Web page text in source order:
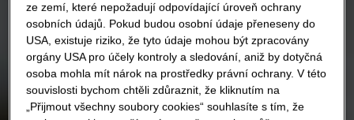
ze zemí, které nepožadují odpovídající úroveň ochrany
osobních údajů. Pokud budou osobní údaje přeneseny do
USA, existuje riziko, že tyto údaje mohou být zpracovány
orgány USA pro účely kontroly a sledování, aniž by dotyčná
osoba mohla mít nárok na prostředky právní ochrany. V této
souvislosti bychom chtěli zdůraznit, že kliknutím na
„Přijmout všechny soubory cookies“ souhlasíte s tím, že